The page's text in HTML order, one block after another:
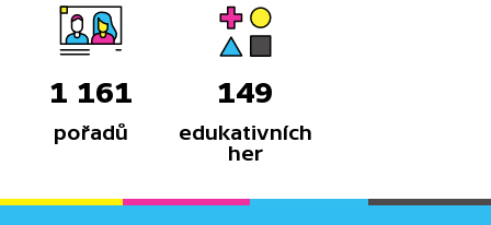
1 161
pořadů
149
edukativních
her